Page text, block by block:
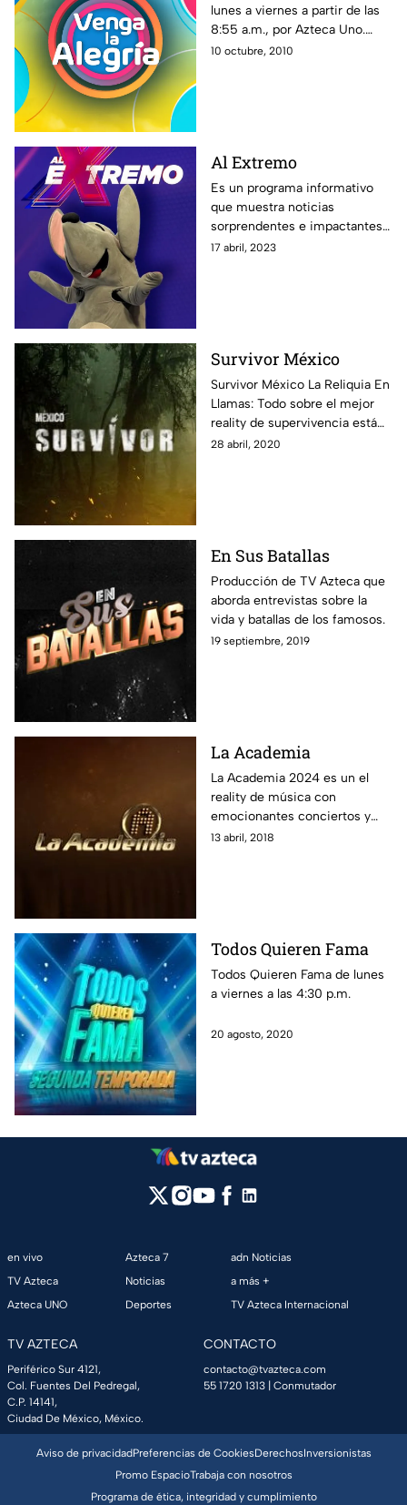
lunes a viernes a partir de las
8:55 a.m., por Azteca Uno.
Toda la familia de VLA te
10 octubre, 2010
Al Extremo
Es un programa informativo
que muestra noticias
sorprendentes e impactantes
alrededor del mundo, además
17 abril, 2023
Survivor México
Survivor México La Reliquia En
Llamas: Todo sobre el mejor
reality de supervivencia está
aquí: fotos, notas y todos los
28 abril, 2020
En Sus Batallas
Producción de TV Azteca que
aborda entrevistas sobre la
vida y batallas de los famosos.
19 septiembre, 2019
La Academia
La Academia 2024 es un el
reality de música con
emocionantes conciertos y
críticas, donde jóvenes
revive los conciertos.
13 abril, 2018
Todos Quieren Fama
Todos Quieren Fama de lunes
a viernes a las 4:30 p.m.
20 agosto, 2020
en vivo
TV Azteca
Azteca UNO
Azteca 7
Noticias
Deportes
adn Noticias
a más +
TV Azteca Internacional
TV AZTECA
Periférico Sur 4121,
Col. Fuentes Del Pedregal,
C.P. 14141,
Ciudad De México, México.
CONTACTO
contacto@tvazteca.com
55 1720 1313 | Conmutador
Aviso de privacidadPreferencias de CookiesDerechosInversionistas
Promo EspacioTrabaja con nosotros
Programa de ética, integridad y cumplimiento